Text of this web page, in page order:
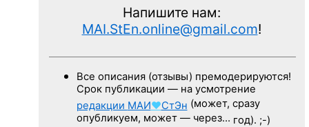
Напишите нам:
MAI.StEn.online@gmail.com!
Все описания (отзывы) премодерируются!
Срок публикации — на усмотрение
редакции МАИ♥СтЭн (может, сразу
опубликуем, может — через… год). ;-)